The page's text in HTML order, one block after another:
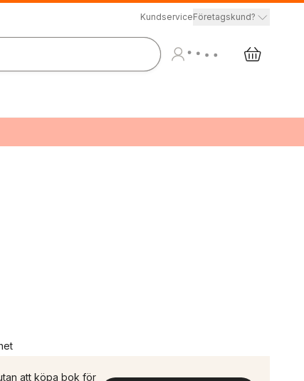
KundserviceFöretagskund?
att köpa bok för